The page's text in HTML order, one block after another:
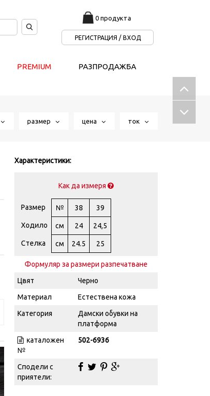
0 продукта
РЕГИСТРАЦИЯ / ВХОД
PREMIUM РАЗПРОДАЖБА
размер цена ток
Характеристики:
Как да измеря
Размер № 38 39
Ходило см 24 24,5
Стелка см 24.5 25
Формуляр за размери разпечатване
Цвят
Черно
Материал
Естествена кожа
Категория
Дамски обувки на
платформа
каталожен
№
502-6936
Сподели с
приятели: